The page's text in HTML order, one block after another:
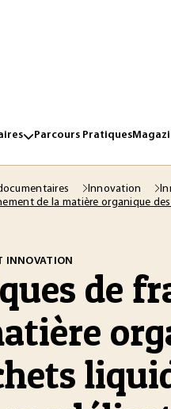
Parcours Pratiques
Innovation
de la matière organique
INNOVATION
de